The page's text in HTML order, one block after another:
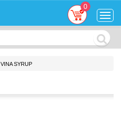
0
VINA SYRUP